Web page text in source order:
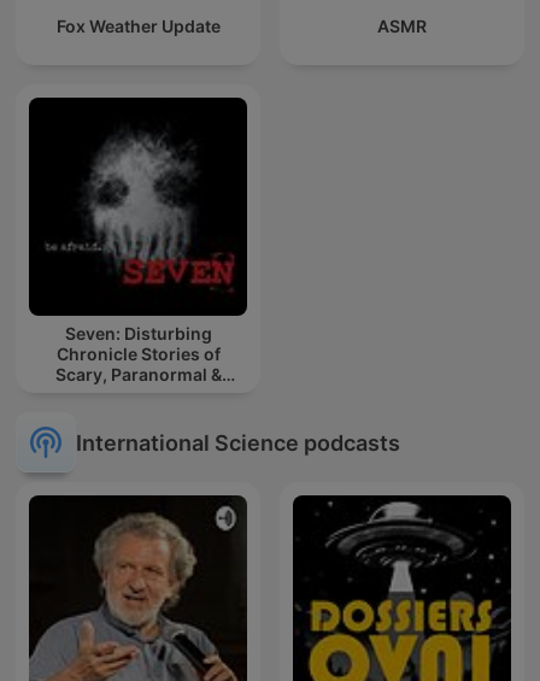
Fox Weather Update ASMR
Seven: Disturbing
Chronicle Stories of
Scary, Paranormal &
International Science podcasts